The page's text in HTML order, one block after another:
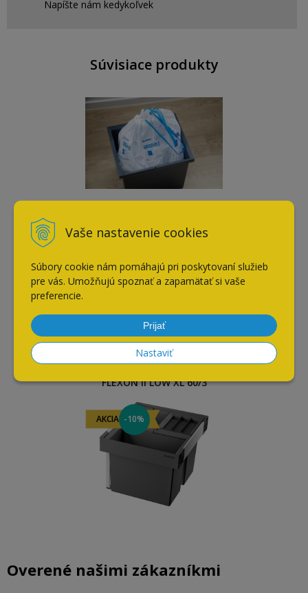
Vaše nastavenie cookies
Súbory cookie nám pomáhajú pri poskytovaní služieb
pre vás. Umožňujú spoznať a zapamätať si vaše
preferencie.
Prijať
Nastaviť
Napíšte nám kedykoľvek
Súvisiace produkty
odpad L 15ks 30l
s DPH / ks
Naposledy navštívené
FLEXON II LOW XL 60/3
AKCIA -10%
Overené našimi zákazníkmi